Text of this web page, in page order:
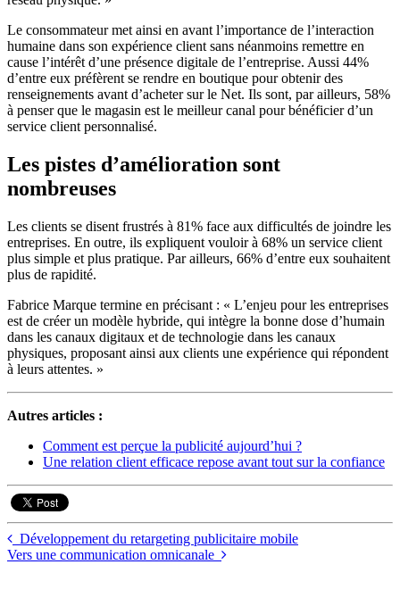
Le consommateur met ainsi en avant l’importance de l’interaction
humaine dans son expérience client sans néanmoins remettre en
cause l’intérêt d’une présence digitale de l’entreprise. Aussi 44%
d’entre eux préfèrent se rendre en boutique pour obtenir des
renseignements avant d’acheter sur le Net. Ils sont, par ailleurs, 58%
à penser que le magasin est le meilleur canal pour bénéficier d’un
service client personnalisé.
Les pistes d’amélioration sont
nombreuses
Les clients se disent frustrés à 81% face aux difficultés de joindre les
entreprises. En outre, ils expliquent vouloir à 68% un service client
plus simple et plus pratique. Par ailleurs, 66% d’entre eux souhaitent
plus de rapidité.
Fabrice Marque termine en précisant : « L’enjeu pour les entreprises
est de créer un modèle hybride, qui intègre la bonne dose d’humain
dans les canaux digitaux et de technologie dans les canaux
physiques, proposant ainsi aux clients une expérience qui répondent
à leurs attentes. »
Autres articles :
Comment est perçue la publicité aujourd’hui ?
Une relation client efficace repose avant tout sur la confiance
Développement du retargeting publicitaire mobile
Vers une communication omnicanale